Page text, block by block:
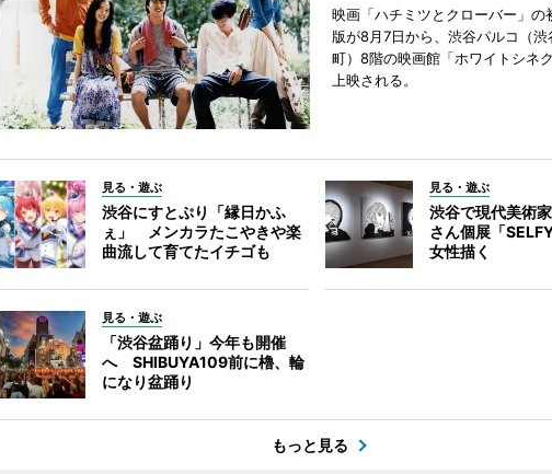
映画「ハチミツとクローバー」の
版が8月7日から、渋谷パルコ（渋
町）8階の映画館「ホワイトシネ
上映される。
見る・遊ぶ
渋谷にすとぷり「縁日かふ
ぇ」 メンカラたこやきや楽
曲流して育てたイチゴも
見る・遊ぶ
渋谷で現代美術
さん個展「
女性描く
見る・遊ぶ
「渋谷盆踊り」今年も開催
へ SHIBUYA109前に櫓、輪
になり盆踊り
もっと見る